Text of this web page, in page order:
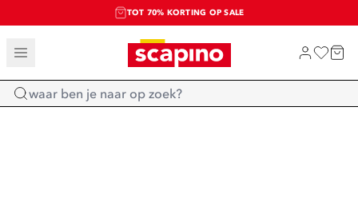
TOT 70% KORTING OP SALE
SALE: LAATSTE KANS!
SHOP NIEUW
Home